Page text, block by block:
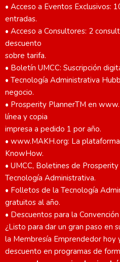
• Acceso a Eventos Exclusivos:
entradas.
• Acceso a Consultores: 2
descuento
sobre tarifa.
• Boletín UMCC: Suscripción
• Tecnología Administrativa
negocio.
• Prosperity PlannerTM en
línea y copia
impresa a pedido 1 por año.
• www.MAKH.org: La
KnowHow.
• UMCC, Boletines de
Tecnología Administrativa.
• Folletos de la Tecnología
gratuitos al año.
• Descuentos para la
¿Listo para dar un gran paso en
la Membresía Emprendedor hoy
descuento en programas de